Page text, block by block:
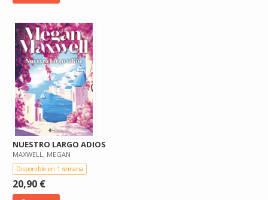
NUESTRO LARGO ADIOS
MAXWELL, MEGAN
Disponible en 1 semana
20,90 €